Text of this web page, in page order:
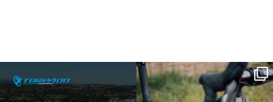
IBF sta per...
Kepler R è la gravel pensata per affrontare
lunghe...